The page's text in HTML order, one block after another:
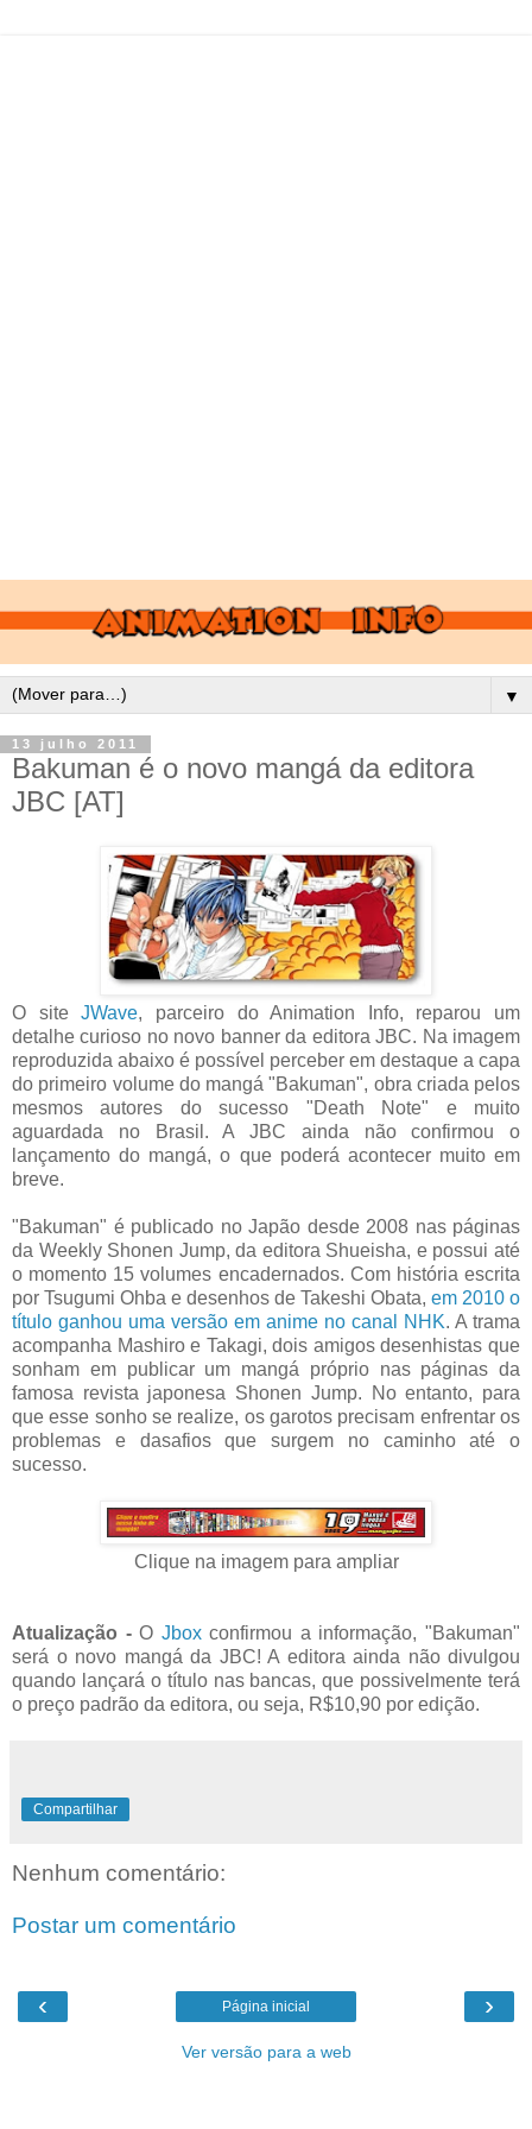
▼
13 julho 2011
Bakuman é o novo mangá da editora
JBC [AT]
O siteJWave, parceiro do Animation Info, reparou um
detalhe curioso no novo banner da editora JBC. Na imagem
reproduzida abaixo é possível perceber em destaque a capa
do primeiro volume do mangá "Bakuman", obra criada pelos
mesmos autores do sucesso "Death Note" e muito
aguardada no Brasil. A JBC ainda não confirmou o
lançamento do mangá, o que poderá acontecer muito em
breve.
"Bakuman" é publicado no Japão desde 2008 nas páginas
da Weekly Shonen Jump, da editora Shueisha, e possui até
o momento 15 volumes encadernados. Com história escrita
por Tsugumi Ohba e desenhos de Takeshi Obata, em 2010 o
título ganhou uma versão em anime no canal NHK. A trama
acompanha Mashiro e Takagi, dois amigos desenhistas que
sonham em publicar um mangá próprio nas páginas da
famosa revista japonesa Shonen Jump. No entanto, para
que esse sonho se realize, os garotos precisam enfrentar os
problemas e dasafios que surgem no caminho até o
sucesso.
Clique na imagem para ampliar
Atualização -O Jboxconfirmou a informação, "Bakuman"
será o novo mangá da JBC! A editora ainda não divulgou
quando lançará o título nas bancas, que possivelmente terá
o preço padrão da editora, ou seja, R$10,90 por edição.
Compartilhar
Nenhum comentário:
Postar um comentário
‹ ›
Página inicial
Ver versão para a web